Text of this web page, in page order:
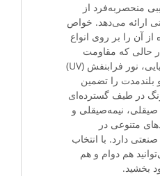
منحصربه‌فرد از
ارائه می‌دهد. خواص
آن را بر روی انواع
حالی که مقاومت
بالای آن در برابر مواد شیمیایی، نور فرابنفش (UV)
بلندمدت را تضمین
در طیف گسترده‌ای
نیمه‌صیقلی و
متنوعی در
دارد. با انتخاب
هم دوام و هم
بخشید.